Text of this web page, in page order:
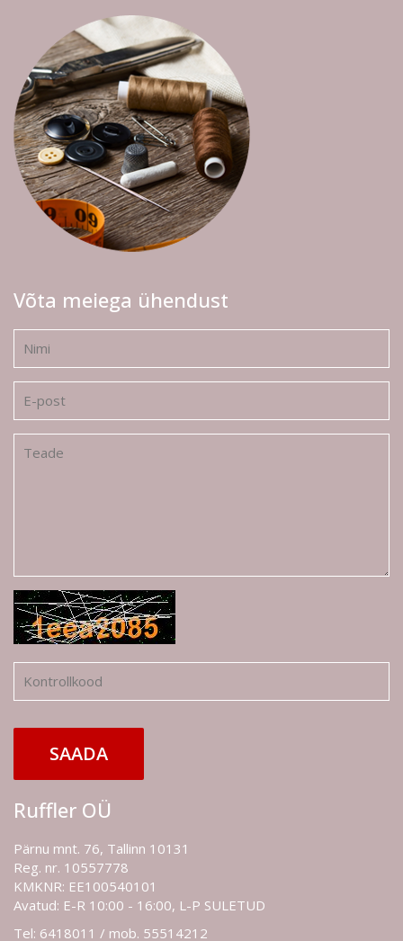
Võta meiega ühendust
SAADA
Ruffler OÜ
Pärnu mnt. 76, Tallinn 10131
Reg. nr. 10557778
KMKNR: EE100540101
Avatud: E-R 10:00 - 16:00, L-P SULETUD
Tel: 6418011 / mob. 55514212